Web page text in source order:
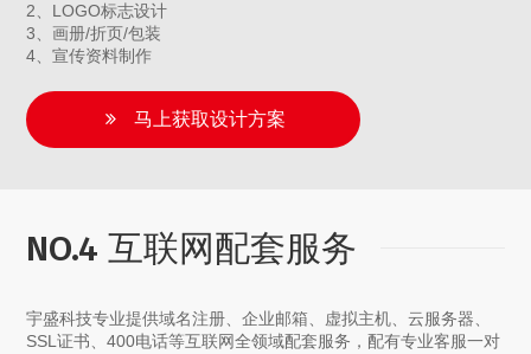
2、LOGO标志设计
3、画册/折页/包装
4、宣传资料制作
马上获取设计方案
NO.4 互联网配套服务
宇盛科技专业提供域名注册、企业邮箱、虚拟主机、云服务器、
SSL证书、400电话等互联网全领域配套服务，配有专业客服一对